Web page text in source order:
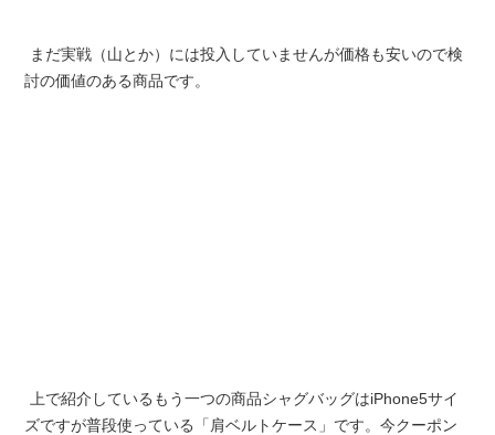
まだ実戦（山とか）には投入していませんが価格も安いので検
討の価値のある商品です。
上で紹介しているもう一つの商品シャグバッグはiPhone5サイ
ズですが普段使っている「肩ベルトケース」です。今クーポン